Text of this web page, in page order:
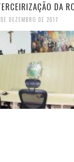
DA
DEZEMBRO DE 2017